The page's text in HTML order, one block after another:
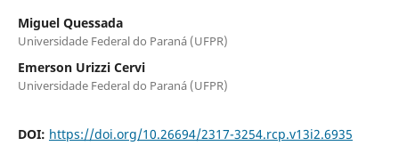
Miguel Quessada
Universidade Federal do Paraná (UFPR)
Emerson Urizzi Cervi
Universidade Federal do Paraná (UFPR)
DOI: https://doi.org/10.26694/2317-3254.rcp.v13i2.6935